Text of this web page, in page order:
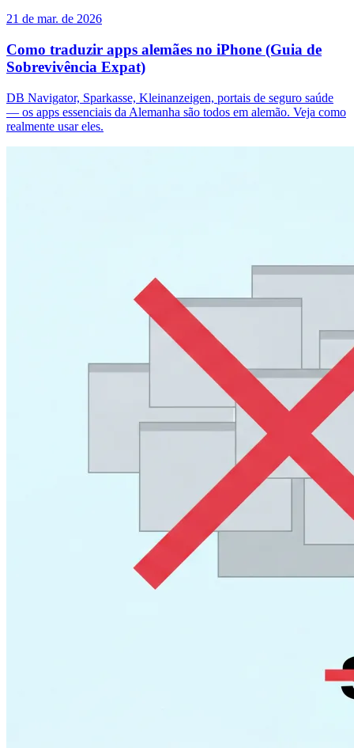
21 de mar. de 2026
Como traduzir apps alemães no iPhone (Guia de
Sobrevivência Expat)
DB Navigator, Sparkasse, Kleinanzeigen, portais de seguro saúde
— os apps essenciais da Alemanha são todos em alemão. Veja como
realmente usar eles.